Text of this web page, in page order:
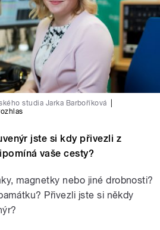
studia Jarka Barboříková
jste si kdy přivezli z
vaše cesty?
magnetky nebo jiné drobnosti?
Přivezli jste si někdy